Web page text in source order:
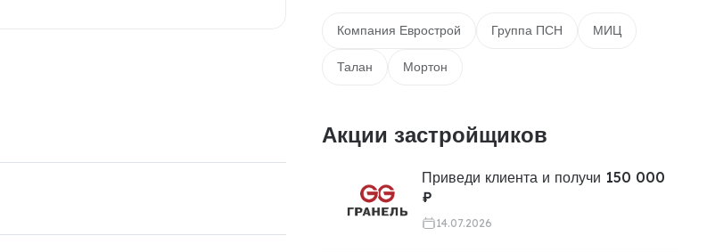
Компания Еврострой Группа ПСН МИЦ
Талан Мортон
Акции застройщиков
Приведи клиента и получи 150 000
₽
14.07.2026